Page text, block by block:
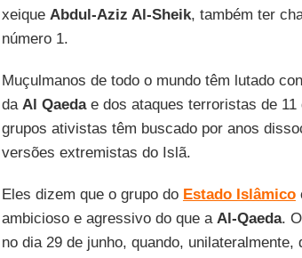
xeique Abdul-Aziz Al-Sheik, também ter
número 1.
Muçulmanos de todo o mundo têm lutado
da Al Qaedae dos ataques terroristas de 11
grupos ativistas têm buscado por anos
versões extremistas do Islã.
Eles dizem que o grupo do Estado Islâmico
ambicioso e agressivo do que a Al-Qaeda.
no dia 29 de junho, quando,